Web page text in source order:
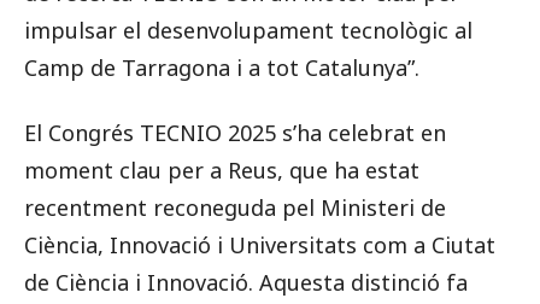
impulsar el desenvolupament tecnològic al
Camp de Tarragona i a tot Catalunya”.
El Congrés TECNIO 2025 s’ha celebrat en
moment clau per a Reus, que ha estat
recentment reconeguda pel Ministeri de
Ciència, Innovació i Universitats com a Ciutat
de Ciència i Innovació. Aquesta distinció fa